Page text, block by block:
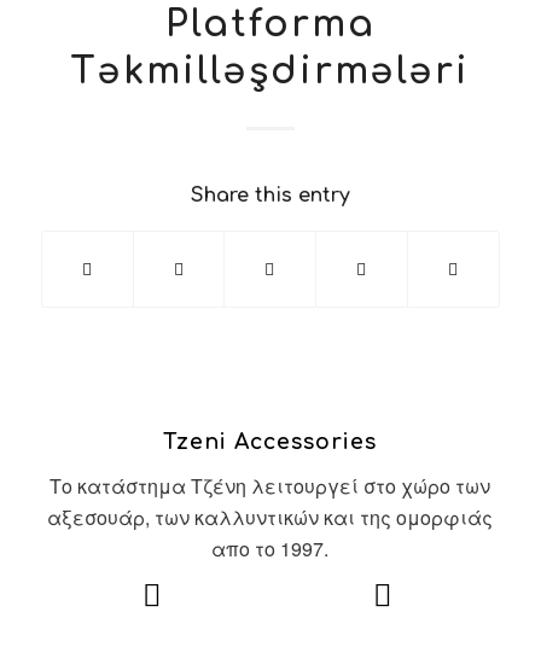
Platforma
Təkmilləşdirmələri
Share this entry
Tzeni Accessories
Το κατάστημα Τζένη λειτουργεί στο χώρο των
αξεσουάρ, των καλλυντικών και της ομορφιάς
απο το 1997.